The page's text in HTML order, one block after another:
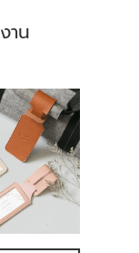
าน